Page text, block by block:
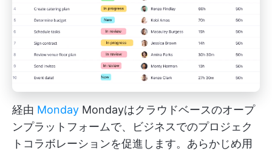
経由 Monday Mondayはクラウドベースのオープ
ンプラットフォームで、ビジネスでのプロジェク
トコラボレーションを促進します。あらかじめ用